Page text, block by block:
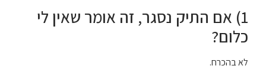
1) אם התיק נסגר, זה אומר שאין לי
כלום?
לא בהכרח.